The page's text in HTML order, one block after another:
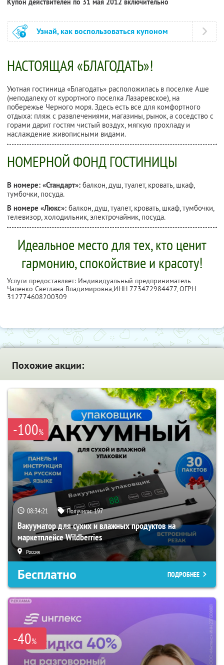
Купон действителен по 31 мая 2012 включительно
Узнай, как воспользоваться купоном
НАСТОЯЩАЯ «БЛАГОДАТЬ»!
Уютная гостиница «Благодать» расположилась в поселке Аше
(неподалеку от курортного поселка Лазаревское), на
побережье Черного моря. Здесь есть все для комфортного
отдыха: пляж с развлечениями, магазины, рынок, а соседство с
горами дарит гостям чистый воздух, мягкую прохладу и
наслаждение живописными видами.
НОМЕРНОЙ ФОНД ГОСТИНИЦЫ
В номере: «Стандарт»: балкон, душ, туалет, кровать, шкаф,
тумбочки, посуда.
В номере «Люкс»: балкон, душ, туалет, кровать, шкаф, тумбочки,
телевизор, холодильник, электрочайник, посуда.
Идеальное место для тех, кто ценит
гармонию, спокойствие и красоту!
Услуги предоставляет: Индивидуальный предприниматель
Чаленко Светлана Владимировна,ИНН 773472984477, ОГРН
312774608200309
Похожие акции:
-100%
08:34:20 Получили:197
Вакууматор для сухих и влажных продуктов на
маркетплейсе Wildberries
Россия
Бесплатно ПОДРОБНЕЕ
-40%